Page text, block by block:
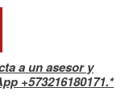
a un asesor y
+573216180171.*